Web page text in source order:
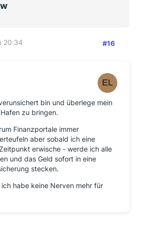
20:34 #16
bin und überlege mein
zu bringen.
Finanzportale immer
aber sobald ich eine
erwische - werde ich alle
und das Geld sofort in eine
stecken.
habe keine Nerven mehr für